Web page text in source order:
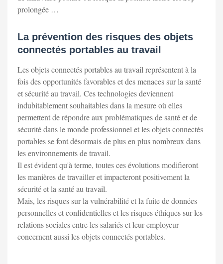
prolongée …
La prévention des risques des objets
connectés portables au travail
Les objets connectés portables au travail représentent à la
fois des opportunités favorables et des menaces sur la santé
et sécurité au travail. Ces technologies deviennent
indubitablement souhaitables dans la mesure où elles
permettent de répondre aux problématiques de santé et de
sécurité dans le monde professionnel et les objets connectés
portables se font désormais de plus en plus nombreux dans
les environnements de travail.
Il est évident qu'à terme, toutes ces évolutions modifieront
les manières de travailler et impacteront positivement la
sécurité et la santé au travail.
Mais, les risques sur la vulnérabilité et la fuite de données
personnelles et confidentielles et les risques éthiques sur les
relations sociales entre les salariés et leur employeur
concernent aussi les objets connectés portables.